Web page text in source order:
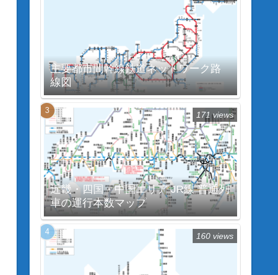
主要都市間幹線鉄道ネットワーク路
線図
近畿・四国・中国エリア JR線 普通列
車の運行本数マップ
171 views
160 views